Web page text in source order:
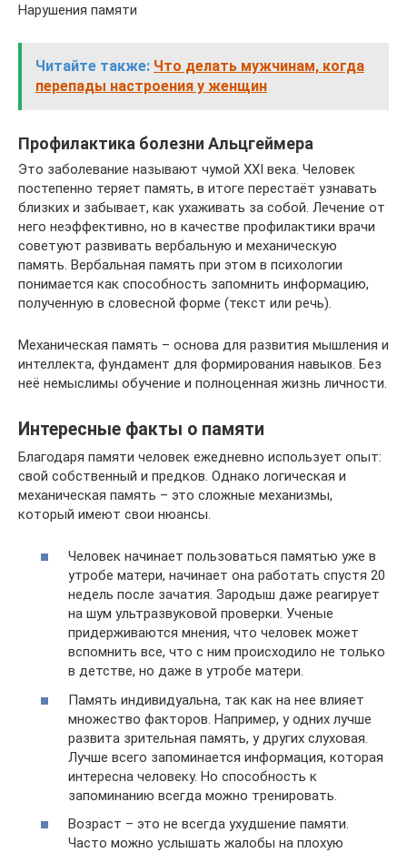
Нарушения памяти
Читайте также: Что делать мужчинам, когда
перепады настроения у женщин
Профилактика болезни Альцгеймера
Это заболевание называют чумой XXI века. Человек
постепенно теряет память, в итоге перестаёт узнавать
близких и забывает, как ухаживать за собой. Лечение от
него неэффективно, но в качестве профилактики врачи
советуют развивать вербальную и механическую
память. Вербальная память при этом в психологии
понимается как способность запомнить информацию,
полученную в словесной форме (текст или речь).
Механическая память – основа для развития мышления и
интеллекта, фундамент для формирования навыков. Без
неё немыслимы обучение и полноценная жизнь личности.
Интересные факты о памяти
Благодаря памяти человек ежедневно использует опыт:
свой собственный и предков. Однако логическая и
механическая память – это сложные механизмы,
который имеют свои нюансы.
Человек начинает пользоваться памятью уже в
утробе матери, начинает она работать спустя 20
недель после зачатия. Зародыш даже реагирует
на шум ультразвуковой проверки. Ученые
придерживаются мнения, что человек может
вспомнить все, что с ним происходило не только
в детстве, но даже в утробе матери.
Память индивидуальна, так как на нее влияет
множество факторов. Например, у одних лучше
развита зрительная память, у других слуховая.
Лучше всего запоминается информация, которая
интересна человеку. Но способность к
запоминанию всегда можно тренировать.
Возраст – это не всегда ухудшение памяти.
Часто можно услышать жалобы на плохую